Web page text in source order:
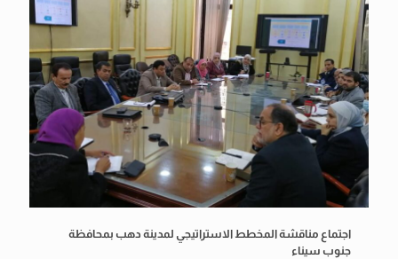
اجتماع مناقشة المخطط الاستراتيجي لمدينة دهب بمحافظة
جنوب سيناء